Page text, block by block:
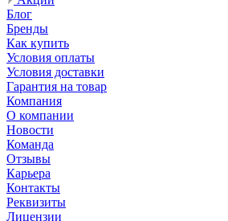
Блог
Бренды
Как купить
Условия оплаты
Условия доставки
Гарантия на товар
Компания
О компании
Новости
Команда
Отзывы
Карьера
Контакты
Реквизиты
Лицензии